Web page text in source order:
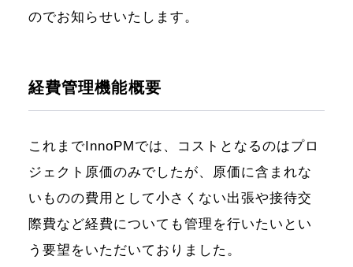
のでお知らせいたします。
経費管理機能概要
これまでInnoPMでは、コストとなるのはプロ
ジェクト原価のみでしたが、原価に含まれな
いものの費用として小さくない出張や接待交
際費など経費についても管理を行いたいとい
う要望をいただいておりました。